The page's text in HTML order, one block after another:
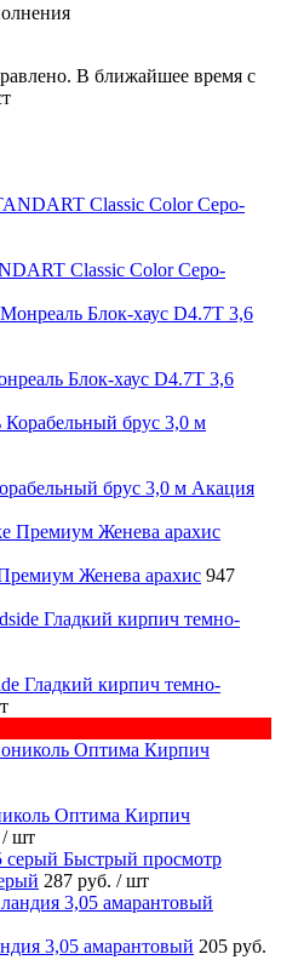
В ближайшее время с
Classic Color Серо-
Блок-хаус D4.7T 3,6
брус 3,0 м Акация
Женева арахис 947
Гладкий кирпич темно-
Оптима Кирпич
/ шт
Быстрый просмотр
287 руб. / шт
3,05 амарантовый 205 руб.